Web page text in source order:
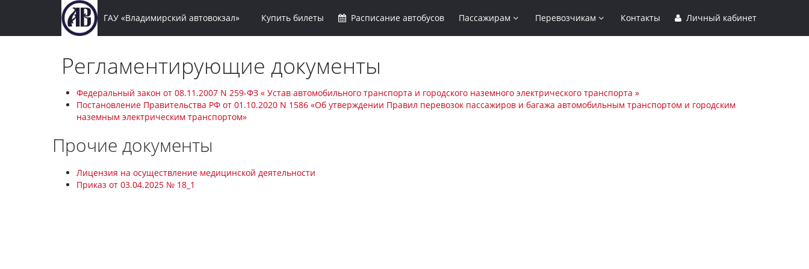
ГАУ «Владимирский автовокзал» Купить билеты Расписание автобусов Пассажирам Перевозчикам Контакты Личный кабинет
Регламентирующие документы
Федеральный закон от 08.11.2007 N 259-ФЗ « Устав автомобильного транспорта и городского наземного электрического транспорта »
Постановление Правительства РФ от 01.10.2020 N 1586 «Об утверждении Правил перевозок пассажиров и багажа автомобильным транспортом и городским
наземным электрическим транспортом»
Прочие документы
Лицензия на осуществление медицинской деятельности
Приказ от 03.04.2025 № 18_1